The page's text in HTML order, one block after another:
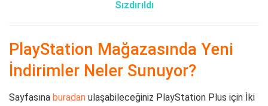
Sızdırıldı
PlayStation Mağazasında Yeni
İndirimler Neler Sunuyor?
Sayfasına buradan ulaşabileceğiniz PlayStation Plus için İki